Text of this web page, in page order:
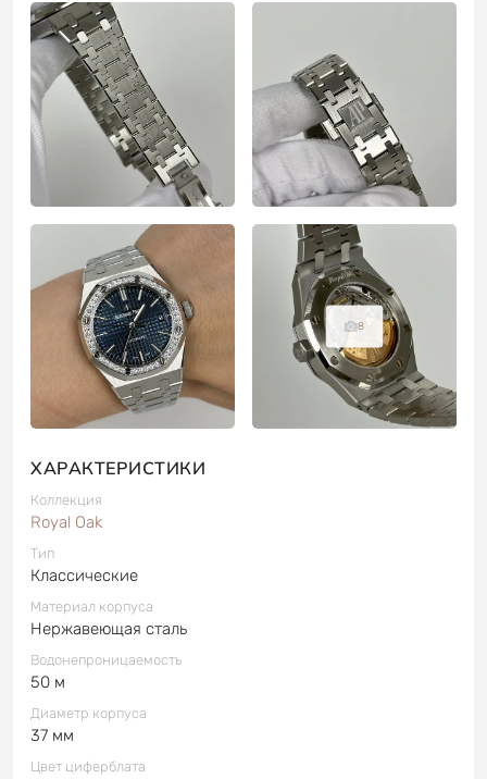
8
ХАРАКТЕРИСТИКИ
Коллекция
Royal Oak
Тип
Классические
Материал корпуса
Нержавеющая сталь
Водонепроницаемость
50 м
Диаметр корпуса
37 мм
Цвет циферблата